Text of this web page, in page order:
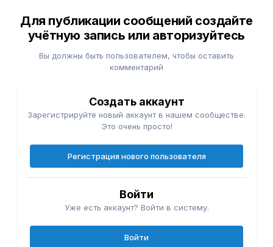
Для публикации сообщений создайте
учётную запись или авторизуйтесь
Вы должны быть пользователем, чтобы оставить
комментарий
Создать аккаунт
Зарегистрируйте новый аккаунт в нашем сообществе.
Это очень просто!
Регистрация нового пользователя
Войти
Уже есть аккаунт? Войти в систему.
Войти